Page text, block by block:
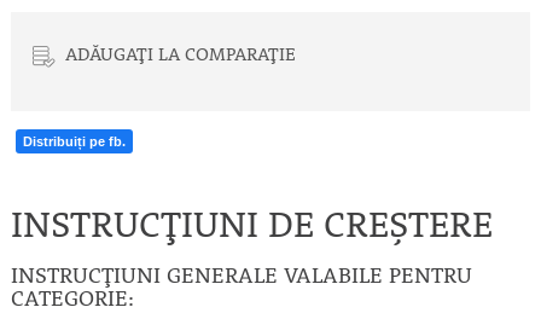
ADĂUGAȚI LA COMPARAȚIE
Distribuiți pe fb.
INSTRUCȚIUNI DE CREȘTERE
INSTRUCȚIUNI GENERALE VALABILE PENTRU
CATEGORIE: